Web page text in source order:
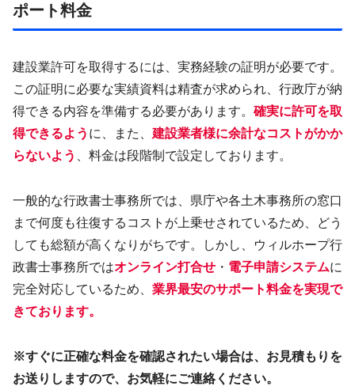
ポート料金
建設業許可を取得するには、実務経験の証明が必要です。
この証明に必要な実績資料は精査が求められ、行政庁が納
得できる内容を準備する必要があります。 確実に許可を取
得できるよう に、また、 建設業者様に余計なコストがかか
らないよう
、料金は段階制で設定しております。
一般的な行政書士事務所では、県庁や各土木事務所の窓口
まで何度も往復するコストが上乗せされているため、どう
しても総額が高くなりがちです。しかし、ウィルホープ行
政書士事務所ではオンライン打合せ ・ 電子申請システムに
完全対応しているため、 業界最安のサポート料金を実現で
きております。
※すぐに正確な料金を確認されたい場合は、お見積もりを
お送りしますので、お気軽にご連絡ください。